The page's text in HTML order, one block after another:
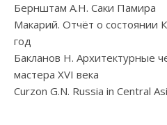
Бернштам А.Н. Саки Памира
Макарий. Отчёт о состоянии
год
Бакланов Н. Архитектурные
мастера XVI века
Curzon G.N. Russia in Central